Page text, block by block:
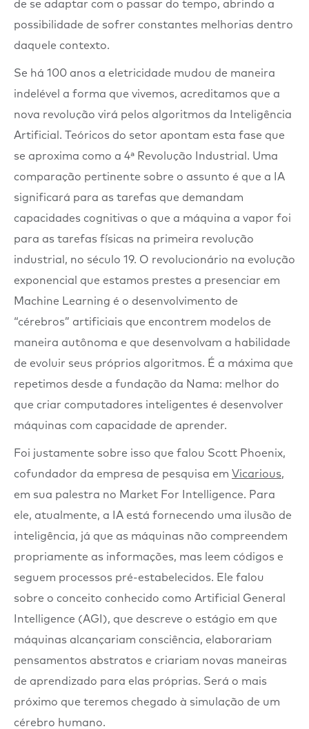
de se adaptar com o passar do tempo, abrindo a
possibilidade de sofrer constantes melhorias dentro
daquele contexto.
Se há 100 anos a eletricidade mudou de maneira
indelével a forma que vivemos, acreditamos que a
nova revolução virá pelos algoritmos da Inteligência
Artificial. Teóricos do setor apontam esta fase que
se aproxima como a 4ª Revolução Industrial. Uma
comparação pertinente sobre o assunto é que a IA
significará para as tarefas que demandam
capacidades cognitivas o que a máquina a vapor foi
para as tarefas físicas na primeira revolução
industrial, no século 19. O revolucionário na evolução
exponencial que estamos prestes a presenciar em
Machine Learning é o desenvolvimento de
“cérebros” artificiais que encontrem modelos de
maneira autônoma e que desenvolvam a habilidade
de evoluir seus próprios algoritmos. É a máxima que
repetimos desde a fundação da Nama: melhor do
que criar computadores inteligentes é desenvolver
máquinas com capacidade de aprender.
Foi justamente sobre isso que falou Scott Phoenix,
cofundador da empresa de pesquisa em Vicarious,
em sua palestra no Market For Intelligence. Para
ele, atualmente, a IA está fornecendo uma ilusão de
inteligência, já que as máquinas não compreendem
propriamente as informações, mas leem códigos e
seguem processos pré-estabelecidos. Ele falou
sobre o conceito conhecido como Artificial General
Intelligence (AGI), que descreve o estágio em que
máquinas alcançariam consciência, elaborariam
pensamentos abstratos e criariam novas maneiras
de aprendizado para elas próprias. Será o mais
próximo que teremos chegado à simulação de um
cérebro humano.